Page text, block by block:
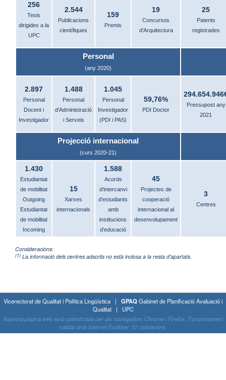
256
Tesis
dirigides a la
UPC
2.544
Publicacions
científiques
159
Premis
19
Concursos
d'Arquitectura
25
Patents
registrades
Personal
(any 2020)
2.897
Personal
Docent i
Investigador
1.488
Personal
d'Administració
i Serveis
1.045
Personal
Investigador
(PDI i PAS)
59,76%
PDI Doctor
Pressupost any
2021
Projecció internacional
(curs 2020-21)
1.430
Estudiantat
de mobilitat
Outgoing
Estudiantat
de mobilitat
Incoming
15
Xarxes
internacionals
1.588
Acords
d'intercanvi
d'estudiants
amb
institucions
d'educació
45
Projectes de
cooperació
internacional al
desenvolupament
3
Centres
Consideracions:
(1) La informació dels centres adscrits no està inclosa a la resta d'apartats.
Vicerectorat de Qualitat i Política Lingüística | GPAQGabinet de Planificació Avaluació i
Qualitat | UPC
Aquesta pàgina web està optimitzada per als navegadors Chrome i Firefox. Funcionament
validat amb Internet Explorer 10 i posteriors.